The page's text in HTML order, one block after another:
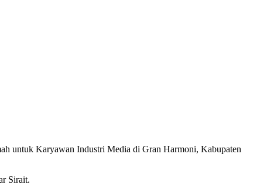
untuk Karyawan Industri Media di Gran Harmoni, Kabupaten
Sirait.